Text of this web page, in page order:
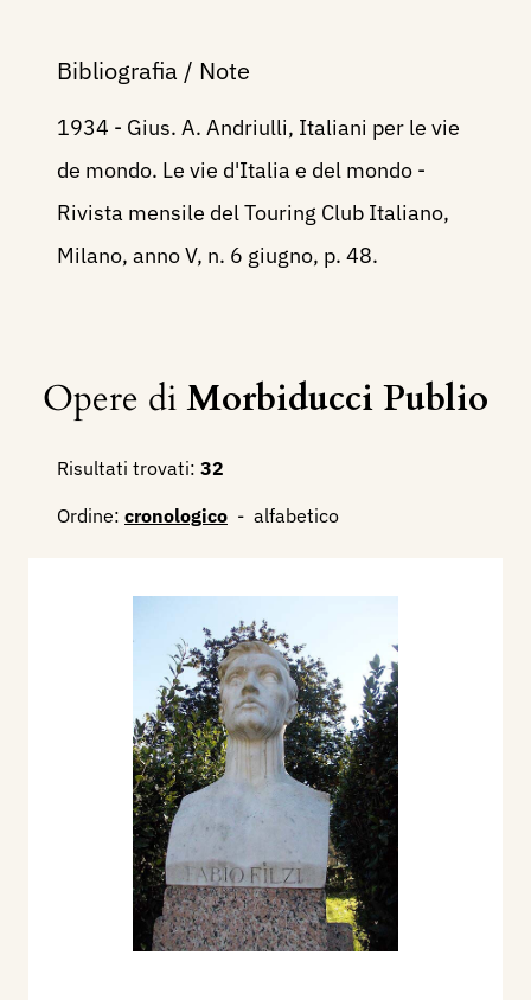
Bibliografia / Note
1934 - Gius. A. Andriulli, Italiani per le vie
de mondo. Le vie d'Italia e del mondo -
Rivista mensile del Touring Club Italiano,
Milano, anno V, n. 6 giugno, p. 48.
Opere diMorbiducci Publio
Risultati trovati: 32
Ordine: cronologico - alfabetico